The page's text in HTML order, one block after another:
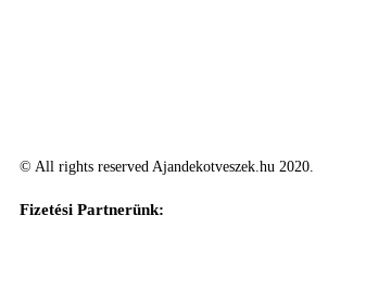
© All rights reserved Ajandekotveszek.hu 2020.
Fizetési Partnerünk: